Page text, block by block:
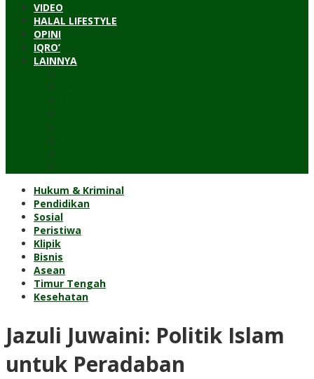
VIDEO
HALAL LIFESTYLE
OPINI
IQRO’
LAINNYA
Hukum & Kriminal
Pendidikan
Sosial
Peristiwa
Klipik
Bisnis
Asean
Timur Tengah
Kesehatan
Jazuli Juwaini: Politik Islam
untuk Peradaban